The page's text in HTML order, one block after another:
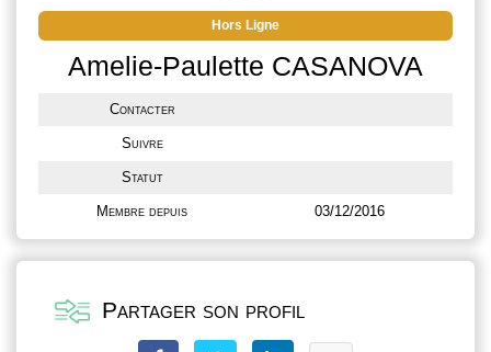
Hors Ligne
Amelie-Paulette CASANOVA
Contacter
Suivre
Statut
Membre depuis 03/12/2016
Partager son profil